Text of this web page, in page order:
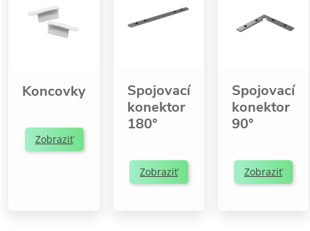
Koncovky
Zobraziť
Spojovací
konektor
180°
Zobraziť
Spojovací
konektor
90°
Zobraziť